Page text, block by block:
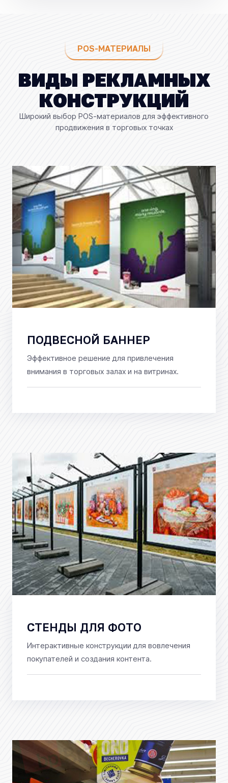
POS-МАТЕРИАЛЫ
ВИДЫ РЕКЛАМНЫХ
КОНСТРУКЦИЙ
Широкий выбор POS-материалов для эффективного
продвижения в торговых точках
ПОДВЕСНОЙ БАННЕР
Эффективное решение для привлечения
внимания в торговых залах и на витринах.
СТЕНДЫ ДЛЯ ФОТО
Интерактивные конструкции для вовлечения
покупателей и создания контента.